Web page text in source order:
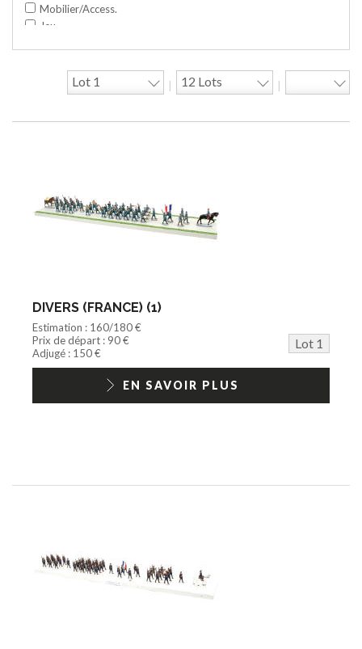
Mobilier/Access.
Jeu
Travaux publics
Jeu construction
Action Figure
Peluche
Playmobil/Lego
Barbie/Big Jim
Jouets Fast Food
Trading cards
1/18ème moderne
DIVERS (FRANCE) (1)
Estimation : 160/180 €
Prix de départ : 90 €
Lot 1
Adjugé : 150 €
EN SAVOIR PLUS